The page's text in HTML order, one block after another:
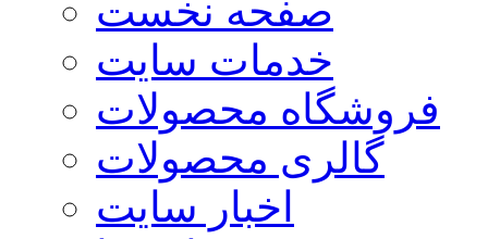
صفحه نخست
خدمات سایت
فروشگاه محصولات
گالری محصولات
اخبار سایت